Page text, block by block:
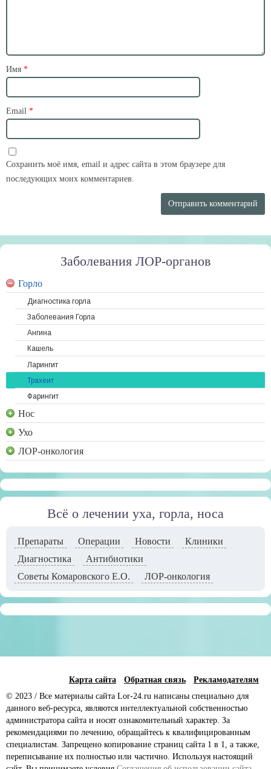
Имя *
Email *
Сохранить моё имя, email и адрес сайта в этом браузере для
последующих моих комментариев.
Заболевания ЛОР-органов
Горло
Диагностика горла
Заболевания Горла
Ангина
Кашель
Ларингит
Трахеит
Фарингит
Нос
Ухо
ЛОР-онкология
Всё о лечении уха, горла, носа
Препараты Операции Новости
Клиники
Диагностика
Антибиотики
Советы Комаровского Е.О.
ЛОР-онкология
Карта сайта Обратная связь
Рекламодателям
© 2023 / Все материалы сайта Lor-24.ru написаны специально для
данного веб-ресурса, являются интеллектуальной собственностью
администратора сайта и носят ознакомительный характер. За
рекомендациями по лечению, обращайтесь к квалифицированным
специалистам. Запрещено копирование страниц сайта 1 в 1, а также,
переписывание их полностью или частично. Используя настоящий